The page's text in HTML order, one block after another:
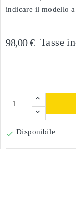
indicare il modello
98,00 € Tasse
 Disponibile